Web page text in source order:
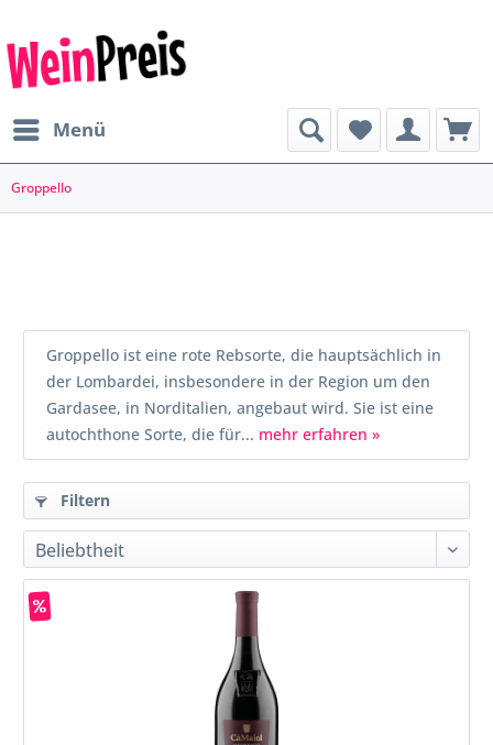
Menü
Groppello
Groppello ist eine rote Rebsorte, die hauptsächlich in
der Lombardei, insbesondere in der Region um den
Gardasee, in Norditalien, angebaut wird. Sie ist eine
autochthone Sorte, die für... mehr erfahren »
Filtern